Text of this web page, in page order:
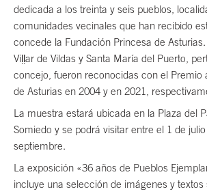
dedicada a los treinta y seis pueblos,
comunidades vecinales que han recibido
concede la Fundación Princesa de
Viḷḷar de Vildas y Santa María del Puerto,
concejo, fueron reconocidas con el Premio
de Asturias en 2004 y en 2021,
La muestra estará ubicada en la Plaza del
Somiedo y se podrá visitar entre el 1 de
septiembre.
La exposición «36 años de Pueblos
incluye una selección de imágenes y textos